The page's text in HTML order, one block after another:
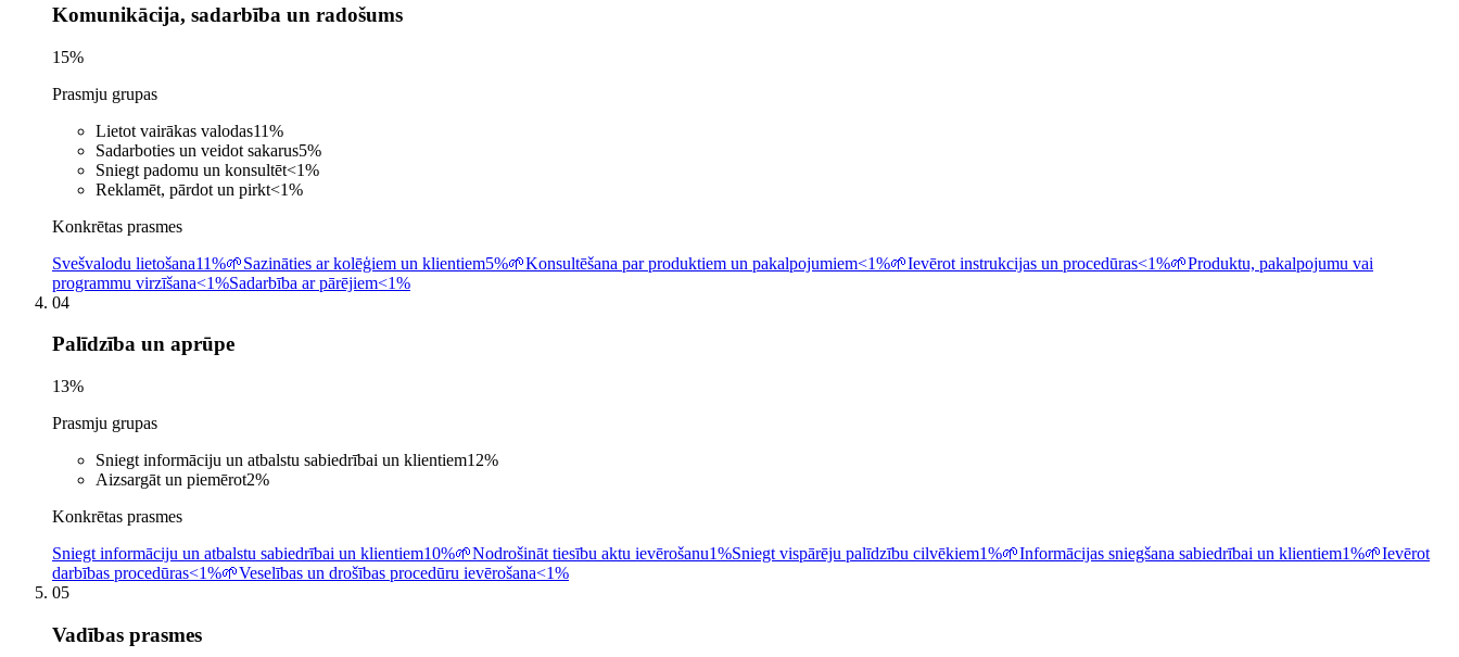
Komunikācija, sadarbība un radošums
15%
Prasmju grupas
Lietot vairākas valodas11%
Sadarboties un veidot sakarus5%
Sniegt padomu un konsultēt<1%
Reklamēt, pārdot un pirkt<1%
Konkrētas prasmes
Svešvalodu lietošana11%🌱Sazināties ar kolēģiem un klientiem5%🌱Konsultēšana par produktiem un pakalpojumiem<1%🌱Ievērot instrukcijas un procedūras<1%🌱Produktu, pakalpojumu vai
programmu virzīšana<1%Sadarbība ar pārējiem<1%
04
Palīdzība un aprūpe
13%
Prasmju grupas
Sniegt informāciju un atbalstu sabiedrībai un klientiem12%
Aizsargāt un piemērot2%
Konkrētas prasmes
Sniegt informāciju un atbalstu sabiedrībai un klientiem10%🌱Nodrošināt tiesību aktu ievērošanu1%Sniegt vispārēju palīdzību cilvēkiem1%🌱Informācijas sniegšana sabiedrībai un klientiem1%🌱Ievērot
darbības procedūras<1%🌱Veselības un drošības procedūru ievērošana<1%
05
Vadības prasmes